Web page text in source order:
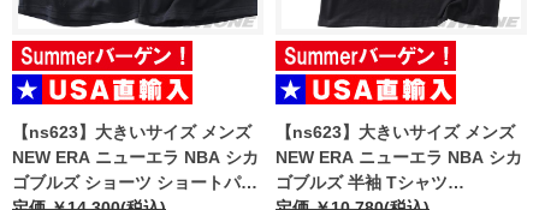
【ns623】大きいサイズ メンズ
NEW ERA ニューエラ NBA シカ
ゴブルズ ショーツ ショートパン
【ns623】大きいサイズ メンズ
NEW ERA ニューエラ NBA シカ
ゴブルズ 半袖 Tシャツ